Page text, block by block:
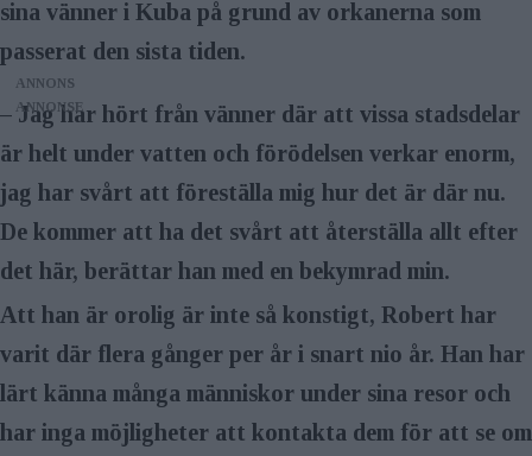
Webb:@eliasson_robert på
Instagram.
sina vänner i Kuba på grund av orkanerna som
passerat den sista tiden.
ANNONS
– Jag har hört från vänner där att vissa stadsdelar
är helt under vatten och förödelsen verkar enorm,
jag har svårt att föreställa mig hur det är där nu.
De kommer att ha det svårt att återställa allt efter
det här, berättar han med en bekymrad min.
Att han är orolig är inte så konstigt, Robert har
varit där flera gånger per år i snart nio år. Han har
lärt känna många människor under sina resor och
har inga möjligheter att kontakta dem för att se om